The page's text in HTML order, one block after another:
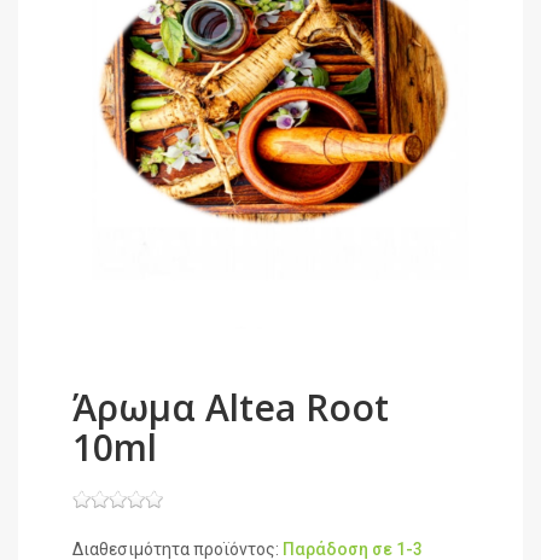
Άρωμα Altea Root
10ml
Διαθεσιμότητα προϊόντος: Παράδοση σε 1-3